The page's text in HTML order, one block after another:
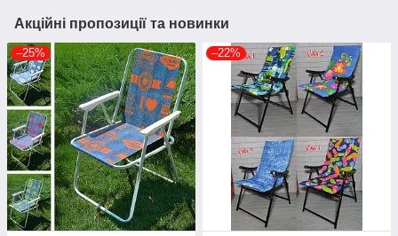
Акційні пропозиції та новинки
–25% –22%